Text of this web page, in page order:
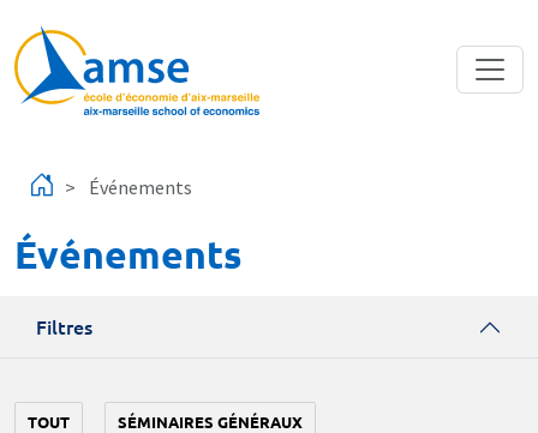
Événements
Événements
Filtres
TOUT SÉMINAIRES GÉNÉRAUX